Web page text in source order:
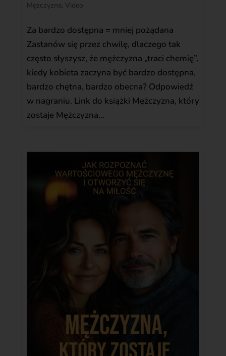
Mężczyzna, Video
Za bardzo dostępna = mniej pożądana
Zastanów się przez chwilę, dlaczego tak
często słyszysz, że mężczyzna „traci chemię”,
kiedy kobieta zaczyna być bardzo dostępna,
bardzo chętna, bardzo obecna? Odpowiedź
w nagraniu. Link do książki Mężczyzna, który
zostaje Mężczyzna...